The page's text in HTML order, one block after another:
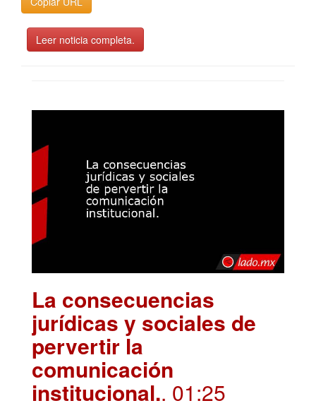
Leer noticia completa.
La consecuencias
jurídicas y sociales de
pervertir la
comunicación
institucional.. 01:25